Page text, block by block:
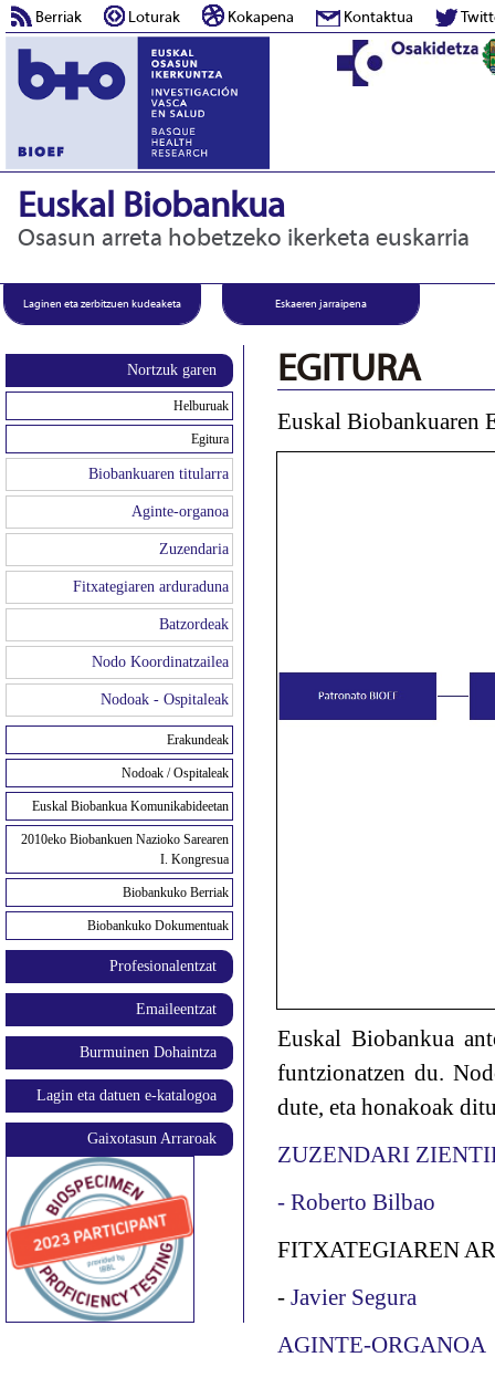
Berriak Loturak Kokapena Kontaktua
Euskal Biobankua
Osasun arreta hobetzeko ikerketa euskarria
Laginen eta zerbitzuen kudeaketa Eskaeren jarraipena
Nortzuk garen
Helburuak
Egitura
Biobankuaren titularra
Aginte-organoa
Zuzendaria
Fitxategiaren arduraduna
Batzordeak
Nodo Koordinatzailea
Nodoak - Ospitaleak
Erakundeak
Nodoak / Ospitaleak
Euskal Biobankua Komunikabideetan
2010eko Biobankuen Nazioko Sarearen
I. Kongresua
Biobankuko Berriak
Biobankuko Dokumentuak
Profesionalentzat
Emaileentzat
Burmuinen Dohaintza
Lagin eta datuen e-katalogoa
Gaixotasun Arraroak
EGITURA
Euskal Biobankuaren
Euskal Biobankua
funtzionatzen du.
dute, eta honakoak
ZUZENDARI
- Roberto Bilbao
FITXATEGIAREN
- Javier Segura
AGINTE-ORGANOA